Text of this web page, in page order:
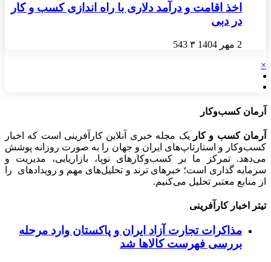
اخذ اقامت و درآمد دلاری با راه اندازی کسب و کار
در دبی
2 مهر 1404 ۳ 543
×
آرمان کسب‌وکار
آرمان کسب و کار
یک مجله خبری آنلاین کارآفرینی است که اخبار
کسب‌وکار و استارتاپ‌های ایران و جهان را به صورت روزانه پوشش
می‌دهد. تمرکز ما بر کسب‌وکارهای نوپا، بازاریابی، مدیریت و
سرمایه گذاری است؛ خبرهای ترند و تحلیل‌های مهم و رویدادهای را
از منابع معتبر تحلیل می‌کنیم.
تیتر اخبار کارآفرینی
مذاکرات تجارت آزاد ایران و پاکستان وارد مرحله
بررسی فهرست کالاها شد